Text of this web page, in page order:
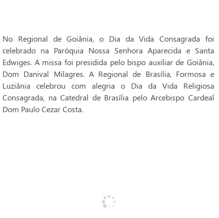
No Regional de Goiânia, o Dia da Vida Consagrada foi
celebrado na Paróquia Nossa Senhora Aparecida e Santa
Edwiges. A missa foi presidida pelo bispo auxiliar de Goiânia,
Dom Danival Milagres. A Regional de Brasília, Formosa e
Luziânia celebrou com alegria o Dia da Vida Religiosa
Consagrada, na Catedral de Brasília pelo Arcebispo Cardeal
Dom Paulo Cezar Costa.